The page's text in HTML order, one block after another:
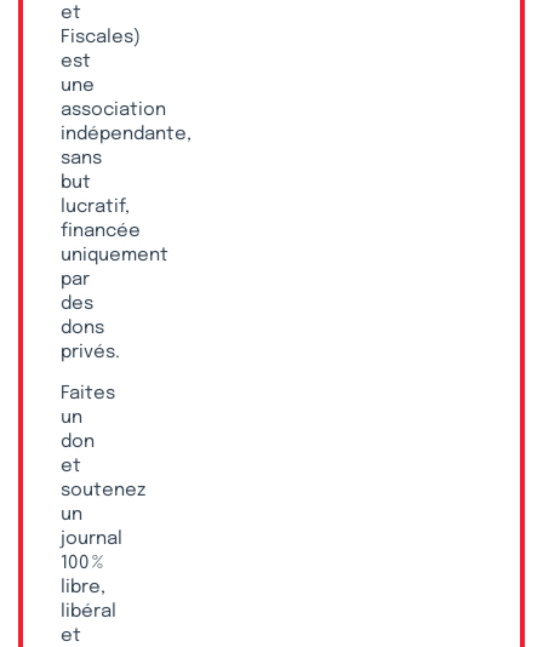
et
Fiscales)
est
une
association
indépendante,
sans
but
lucratif,
financée
uniquement
par
des
dons
privés.
Faites
un
don
et
soutenez
un
journal
100 %
libre,
libéral
et